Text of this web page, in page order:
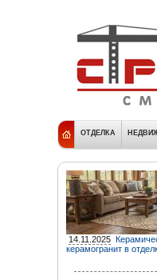
ОТДЕЛКА
14.11.2025
керамогранит в